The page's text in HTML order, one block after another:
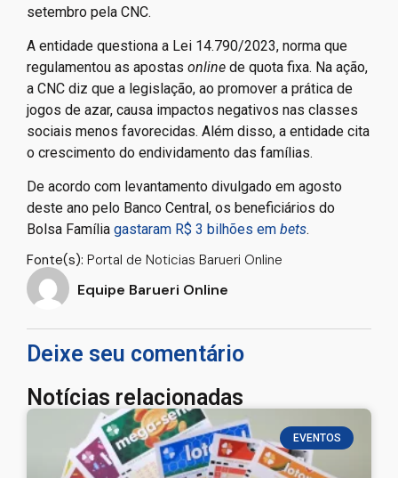
setembro pela CNC.
A entidade questiona a Lei 14.790/2023, norma que
regulamentou as apostas online de quota fixa. Na ação,
a CNC diz que a legislação, ao promover a prática de
jogos de azar, causa impactos negativos nas classes
sociais menos favorecidas. Além disso, a entidade cita
o crescimento do endividamento das famílias.
De acordo com levantamento divulgado em agosto
deste ano pelo Banco Central, os beneficiários do
Bolsa Família gastaram R$ 3 bilhões em bets.
Fonte(s): Portal de Noticias Barueri Online
Equipe Barueri Online
Deixe seu comentário
Notícias relacionadas
EVENTOS